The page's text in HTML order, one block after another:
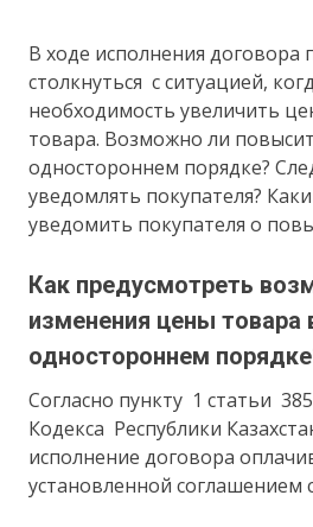
В ходе исполнения
столкнуться с ситуацией,
необходимость увеличить
товара. Возможно ли
одностороннем порядке?
уведомлять покупателя?
уведомить покупателя о
Как предусмотреть
изменения цены товара
одностороннем
Согласно пункту 1 статьи
Кодекса Республики
исполнение договора
установленной соглашением